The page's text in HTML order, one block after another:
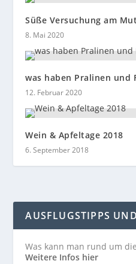
Süße Versuchung am
8. Mai 2020
was haben Pralinen und
12. Februar 2020
Wein & Apfeltage 2018
6. September 2018
AUSFLUGSTIPPS
Was kann man rund um
Weitere Infos hier